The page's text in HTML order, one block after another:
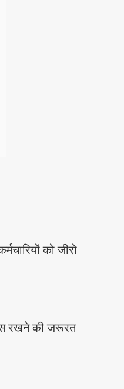
को जीरो
रखने की जरूरत